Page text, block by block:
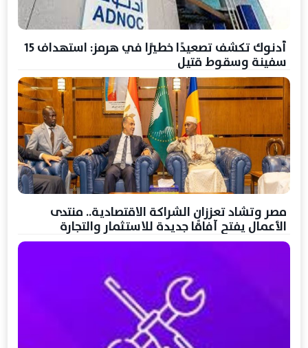
أدنوك تكشف تصعيدًا خطيرًا في هرمز: استهداف 15
سفينة وسقوط قتيل
مصر وتشاد تعززان الشراكة الاقتصادية.. منتدى
الأعمال يفتح آفاقًا جديدة للاستثمار والتجارة